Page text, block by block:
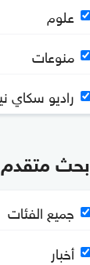
علوم
منوعات
راديو سكاي
بحث متقدم
جميع الفئات
أخبار